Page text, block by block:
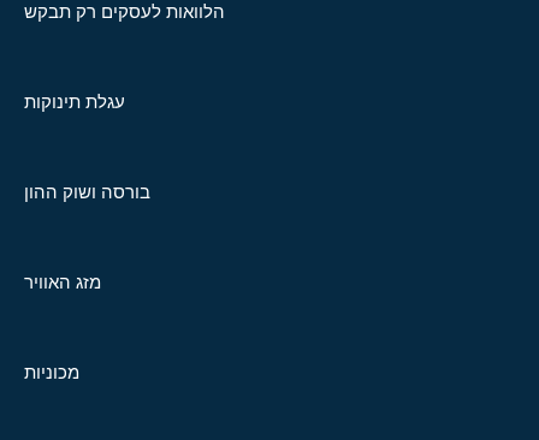
הלוואות לעסקים רק תבקש
עגלת תינוקות
בורסה ושוק ההון
מזג האוויר
מכוניות